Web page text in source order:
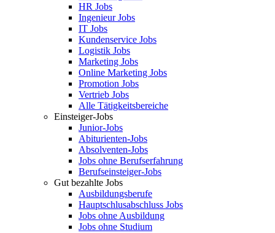
HR Jobs
Ingenieur Jobs
IT Jobs
Kundenservice Jobs
Logistik Jobs
Marketing Jobs
Online Marketing Jobs
Promotion Jobs
Vertrieb Jobs
Alle Tätigkeitsbereiche
Einsteiger-Jobs
Junior-Jobs
Abiturienten-Jobs
Absolventen-Jobs
Jobs ohne Berufserfahrung
Berufseinsteiger-Jobs
Gut bezahlte Jobs
Ausbildungsberufe
Hauptschlusabschluss Jobs
Jobs ohne Ausbildung
Jobs ohne Studium